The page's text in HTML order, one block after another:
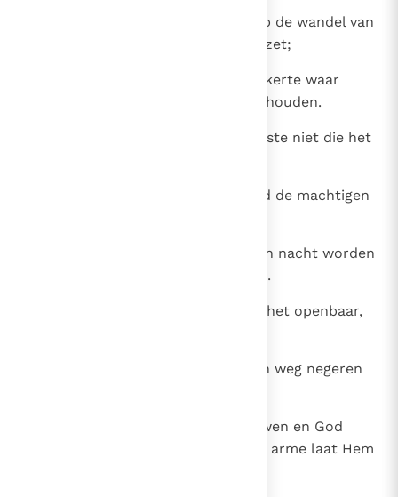
Want Gods ogen zijn afgesteld op de wandel van
de mens, zien iedere stap die hij zet;
voor Hem geen duisternis of donkerte waar
boosdoeners zich schuil kunnen houden.
De mens is dan ook de Allerhoogste niet die het
Zonder vorm van proces velt God de machtigen
Hij doorziet hun daden, en op een nacht worden
zij omvergestoten en vermorzeld.
Als misdadigers geselt Hij hen in het openbaar,
Zij gaan immers eigen wegen; zijn weg negeren
Zij doen de arme het uitschreeuwen en God
hoort het, want de klacht van de arme laat Hem